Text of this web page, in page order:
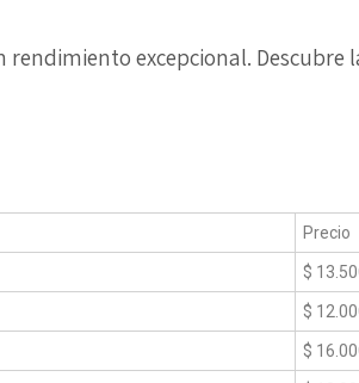
excepcional. Descubre
Precio
$
$
$